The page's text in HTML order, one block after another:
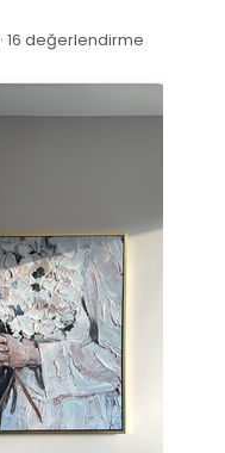
· 16 değerlendirme